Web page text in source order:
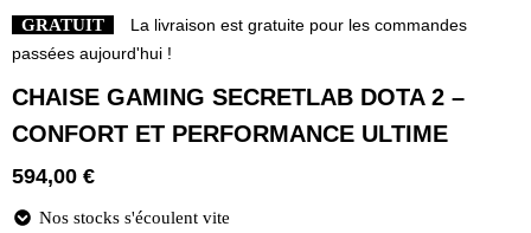
GRATUIT
La livraison est gratuite pour les commandes
passées aujourd'hui !
CHAISE GAMING SECRETLAB DOTA 2 –
CONFORT ET PERFORMANCE ULTIME
594,00 €
Nos stocks s'écoulent vite